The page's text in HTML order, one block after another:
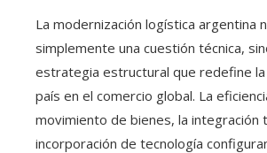
La modernización logística argentina
simplemente una cuestión técnica,
estrategia estructural que redefine la
país en el comercio global. La
movimiento de bienes, la integración
incorporación de tecnología